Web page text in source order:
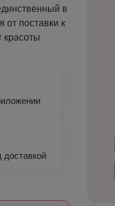
в
от поставки к
красоты
доставкой